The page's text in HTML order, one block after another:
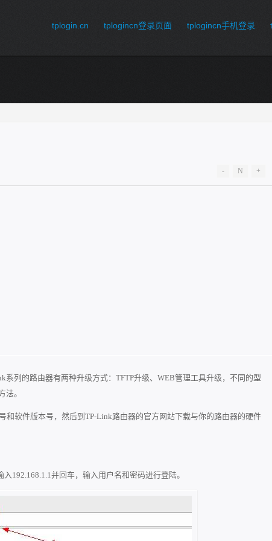
tplogin.cn tplogincn登录页面 tplogincn手机登录
- N +
列的路由器有两种升级方式：TFTP升级、WEB管理工具升级，不同的型
法。
和软件版本号，然后到TP-Link路由器的官方网站下载与你的路由器的硬件
192.168.1.1并回车，输入用户名和密码进行登陆。